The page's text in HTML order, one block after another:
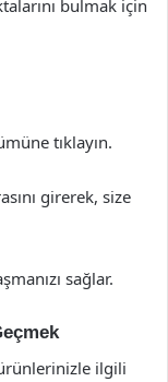
bulmak için
tıklayın.
girerek, size
sağlar.
ilgili